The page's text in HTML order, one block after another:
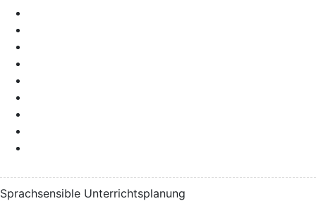
Sprachsensible Unterrichtsplanung